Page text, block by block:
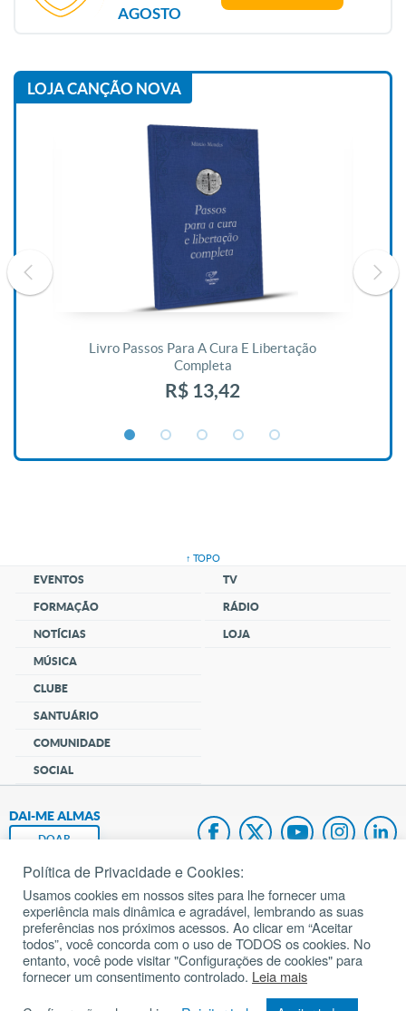
AGOSTO
LOJA CANÇÃO NOVA
Livro Passos Para A Cura E Libertação
Completa
R$ 13,42
↑ TOPO
EVENTOS
FORMAÇÃO
NOTÍCIAS
MÚSICA
CLUBE
SANTUÁRIO
COMUNIDADE
SOCIAL
TV
RÁDIO
LOJA
DAI-ME ALMAS
DOAR
Fundação João Paulo II
Pedido de Oração
Mapa do site
Política de Privacidade e Cookies:
Usamos cookies em nossos sites para lhe fornecer uma
experiência mais dinâmica e agradável, lembrando as suas
preferências nos próximos acessos. Ao clicar em “Aceitar
todos”, você concorda com o uso de TODOS os cookies. No
entanto, você pode visitar "Configurações de cookies" para
fornecer um consentimento controlado. Leia mais